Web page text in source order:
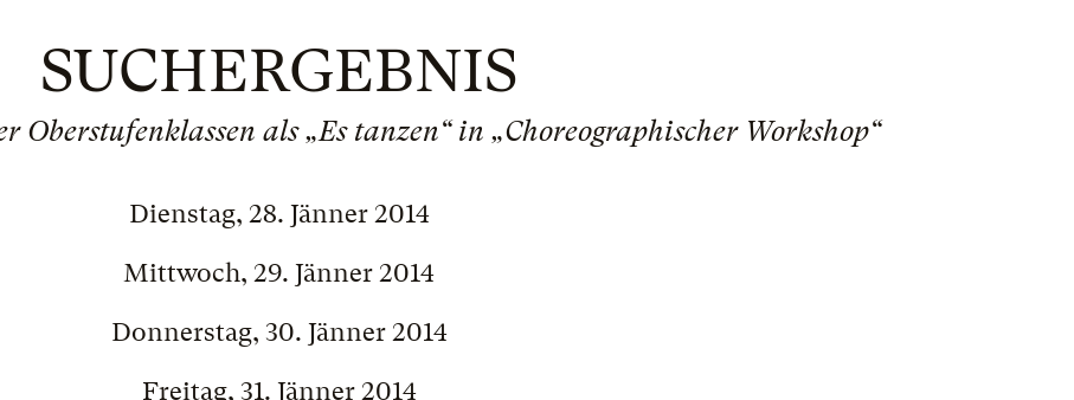
SUCHERGEBNIS
Oberstufenklassen als „Es tanzen“ in „Choreographischer Workshop“
Dienstag, 28. Jänner 2014
Mittwoch, 29. Jänner 2014
Donnerstag, 30. Jänner 2014
Freitag, 31. Jänner 2014